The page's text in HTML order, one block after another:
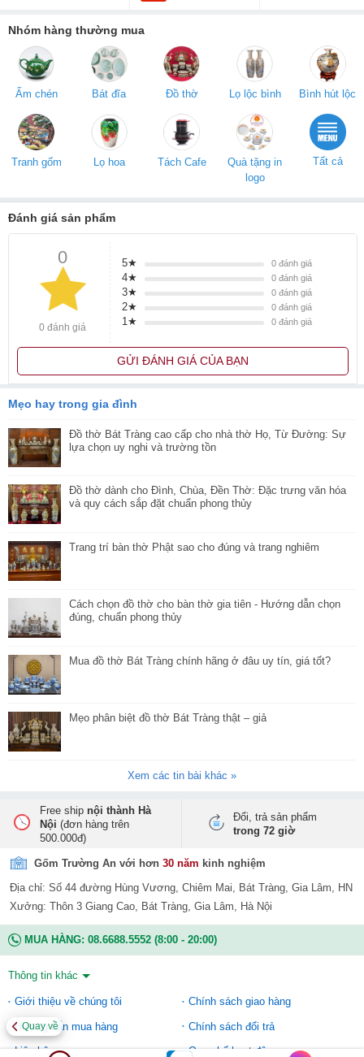
Nhóm hàng thường mua
Ấm chén Bát đĩa Đồ thờ Lọ lộc bình Bình hút lộc
Tranh gốm Lọ hoa Tách Cafe
Quà tặng in
logo
Tất cả
Đánh giá sản phẩm
0
0 đánh giá
5★ 0đánh giá
4★ 0đánh giá
3★ 0đánh giá
2★ 0đánh giá
1★ 0đánh giá
GỬI ĐÁNH GIÁ CỦA BẠN
Mẹo hay trong gia đình
Đồ thờ Bát Tràng cao cấp cho nhà thờ Họ, Từ Đường: Sự
lựa chọn uy nghi và trường tồn
Đồ thờ dành cho Đình, Chùa, Đền Thờ: Đặc trưng văn hóa
và quy cách sắp đặt chuẩn phong thủy
Trang trí bàn thờ Phật sao cho đúng và trang nghiêm
Cách chọn đồ thờ cho bàn thờ gia tiên - Hướng dẫn chọn
đúng, chuẩn phong thủy
Mua đồ thờ Bát Tràng chính hãng ở đâu uy tín, giá tốt?
Mẹo phân biệt đồ thờ Bát Tràng thật – giả
Xem các tin bài khác »
Free ship nội thành Hà
Nội (đơn hàng trên
500.000đ)
Đổi, trả sản phẩm
trong 72 giờ
Gốm Trường An với hơn 30 năm kinh nghiệm
Địa chỉ: Số 44 đường Hùng Vương, Chiêm Mai, Bát Tràng, Gia Lâm, HN
Xưởng: Thôn 3 Giang Cao, Bát Tràng, Gia Lâm, Hà Nội
MUA HÀNG: 08.6688.5552 (8:00 - 20:00)
Thông tin khác
Giới thiệu về chúng tôi Chính sách giao hàng
Hướng dẫn mua hàng Chính sách đổi trả
Liên hệ Quy chế hoạt động
Quay về